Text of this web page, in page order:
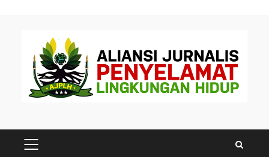
PRIMARY